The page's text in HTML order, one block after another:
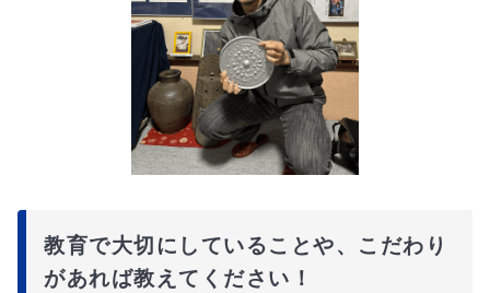
教育で大切にしていることや、こだわり
があれば教えてください！